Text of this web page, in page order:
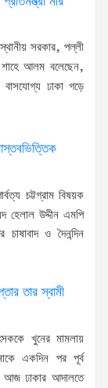
সরকার, পল্লী
শাহে আলম বলেছেন,
ঢাকা গড়ে
চট্টগ্রাম বিষয়ক
হেলাল উদ্দীন এমপি
ও দৈনন্দিন
তার স্বামী
খুনের মামলায়
একদিন পর পূর্ব
আজ ঢাকার আদালতে